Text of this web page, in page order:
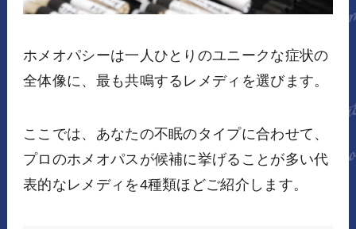
ホメオパシーは一人ひとりのユニークな症状の
全体像に、最も共鳴するレメディを選びます。
ここでは、あなたの不眠のタイプに合わせて、
プロのホメオパスが候補に挙げることが多い代
表的なレメディを4種類ほどご紹介します。